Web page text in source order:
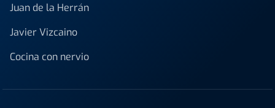
Juan de la Herrán
Javier Vizcaino
Cocina con nervio